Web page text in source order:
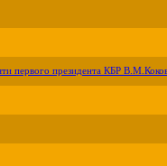
первого президента КБР